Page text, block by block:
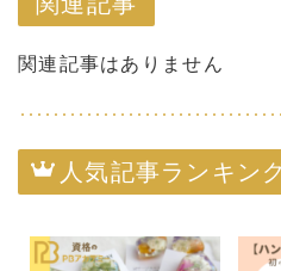
関連記事はありません
人気記事ランキン